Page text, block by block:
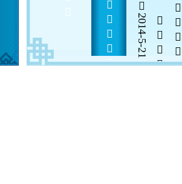
2014-5-21